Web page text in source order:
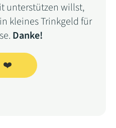
unterstützen willst,
kleines Trinkgeld für
Danke!
❤️